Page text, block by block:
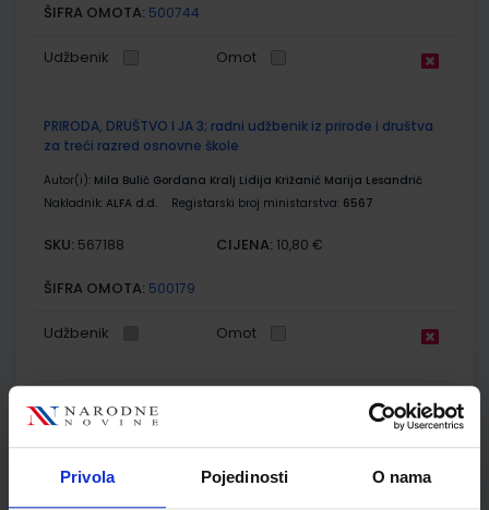
Privola Pojedinosti O nama
ŠIFRA OMOTA: 500744
Udžbenik Omot
PRIRODA, DRUŠTVO I JA 3; radni udžbenik iz prirode i društva
za treći razred osnovne škole
Autor(i): Mila Bulić Gordana Kralj Lidija Križanić Marija Lesandrić
Nakladnik: ALFA d.d. Registarski broj ministarstva: 6567
SKU: 567188 CIJENA: 10,80 €
ŠIFRA OMOTA: 500179
Udžbenik Omot
PRIRODA, DRUŠTVO I JA 3; radna bilježnica iz prirode i društva
za treći razred osnovne škole
Nakladnik: ALFA d.d. Registarski broj ministarstva: 6567-DOM